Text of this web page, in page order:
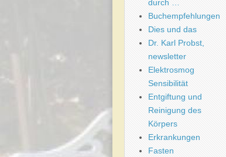
durch …
Buchempfehlungen
Dies und das
Dr. Karl Probst,
newsletter
Elektrosmog
Sensibilität
Entgiftung und
Reinigung des
Körpers
Erkrankungen
Fasten